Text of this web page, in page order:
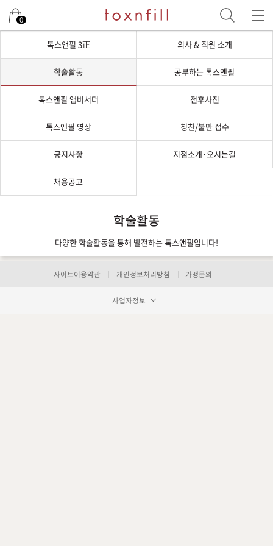
0
톡스앤필 3正 의사 & 직원 소개
학술활동 공부하는 톡스앤필
톡스앤필 앰버서더 전후사진
톡스앤필 영상 칭찬/불만 접수
공지사항 지점소개·오시는길
채용공고
학술활동
다양한 학술활동을 통해 발전하는 톡스앤필입니다!
사이트이용약관 개인정보처리방침 가맹문의
사업자정보